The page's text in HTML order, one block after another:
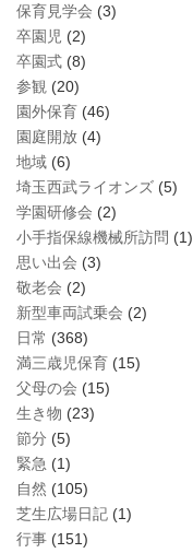
保育見学会 (3)
卒園児 (2)
卒園式 (8)
参観 (20)
園外保育 (46)
園庭開放 (4)
地域 (6)
埼玉西武ライオンズ (5)
学園研修会 (2)
小手指保線機械所訪問 (1)
思い出会 (3)
敬老会 (2)
新型車両試乗会 (2)
日常 (368)
満三歳児保育 (15)
父母の会 (15)
生き物 (23)
節分 (5)
緊急 (1)
自然 (105)
芝生広場日記 (1)
行事 (151)